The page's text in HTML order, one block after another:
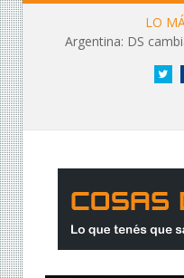
LO
Argentina: DS